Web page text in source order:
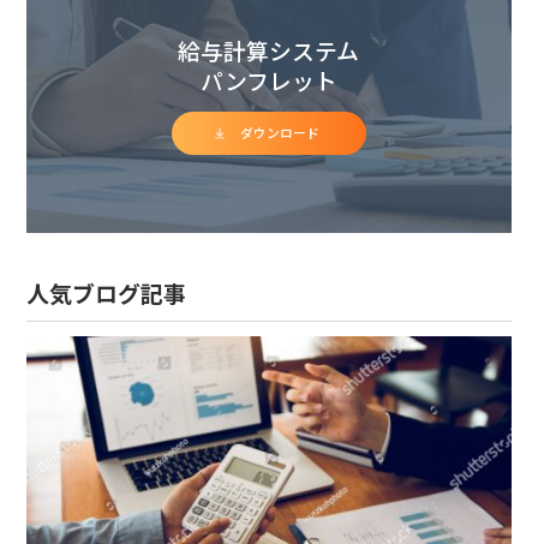
給与計算システム
パンフレット
ダウンロード
人気ブログ記事